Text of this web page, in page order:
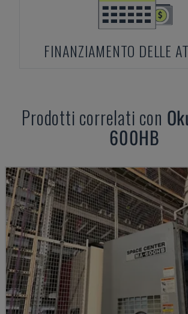
FINANZIAMENTO DELLE
Prodotti correlati con
600HB